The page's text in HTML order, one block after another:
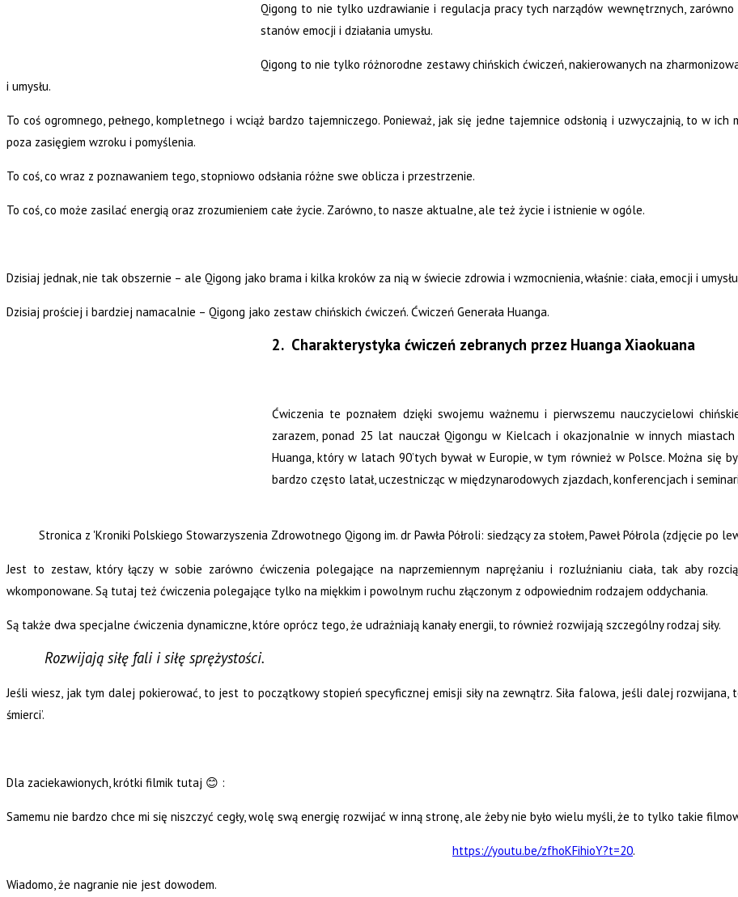
Qigong to nie tylko uzdrawianie i regulacja pracy tych narządów wewnętrznych, zarówno
stanów emocji i działania umysłu.
Qigong to nie tylko różnorodne zestawy chińskich ćwiczeń, nakierowanych na
i umysłu.
To coś ogromnego, pełnego, kompletnego i wciąż bardzo tajemniczego. Ponieważ, jak się jedne tajemnice odsłonią i uzwyczajnią, to w
poza zasięgiem wzroku i pomyślenia.
To coś, co wraz z poznawaniem tego, stopniowo odsłania różne swe oblicza i przestrzenie.
To coś, co może zasilać energią oraz zrozumieniem całe życie. Zarówno, to nasze aktualne, ale też życie i istnienie w ogóle.
Dzisiaj jednak, nie tak obszernie – ale Qigong jako brama i kilka kroków za nią w świecie zdrowia i wzmocnienia, właśnie: ciała, emocji i
Dzisiaj prościej i bardziej namacalnie – Qigong jako zestaw chińskich ćwiczeń. Ćwiczeń Generała Huanga.
2. Charakterystyka ćwiczeń zebranych przez Huanga Xiaokuana
Ćwiczenia te poznałem dzięki swojemu ważnemu i pierwszemu nauczycielowi
zarazem, ponad 25 lat nauczał Qigongu w Kielcach i okazjonalnie w innych
Huanga, który w latach 90’tych bywał w Europie, w tym również w Polsce. Można się
bardzo często latał, uczestnicząc w międzynarodowych zjazdach, konferencjach i
Stronica z 'Kroniki Polskiego Stowarzyszenia Zdrowotnego Qigong im. dr Pawła Półroli: siedzący za stołem, Paweł Półrola (zdjęcie po
Jest to zestaw, który łączy w sobie zarówno ćwiczenia polegające na naprzemiennym naprężaniu i rozluźnianiu ciała, tak aby
wkomponowane. Są tutaj też ćwiczenia polegające tylko na miękkim i powolnym ruchu złączonym z odpowiednim rodzajem oddychania.
Są także dwa specjalne ćwiczenia dynamiczne, które oprócz tego, że udrażniają kanały energii, to również rozwijają szczególny rodzaj siły.
Rozwijają siłę fali i siłę sprężystości.
Jeśli wiesz, jak tym dalej pokierować, to jest to początkowy stopień specyficznej emisji siły na zewnątrz. Siła falowa, jeśli dalej rozwijana, to
śmierci’.
Dla zaciekawionych, krótki filmik tutaj 😊 :
Samemu nie bardzo chce mi się niszczyć cegły, wolę swą energię rozwijać w inną stronę, ale żeby nie było wielu myśli, że to tylko takie
https://youtu.be/zfhoKFihioY?t=20.
Wiadomo, że nagranie nie jest dowodem.